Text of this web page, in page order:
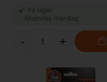
På lager
-Afsendes mandag
- +